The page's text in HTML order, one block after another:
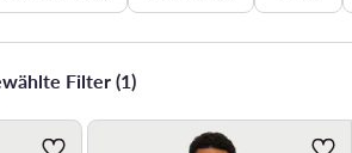
Filter (1)